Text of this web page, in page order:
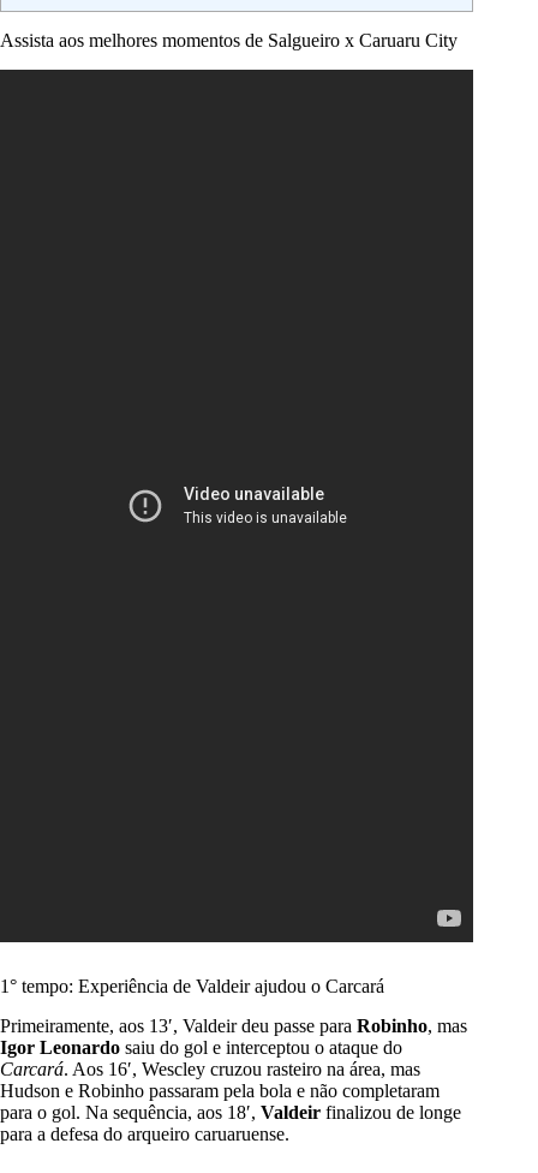
Assista aos melhores momentos de Salgueiro x Caruaru City
1° tempo: Experiência de Valdeir ajudou o Carcará
Primeiramente, aos 13′, Valdeir deu passe para Robinho, mas
Igor Leonardo saiu do gol e interceptou o ataque do
Carcará. Aos 16′, Wescley cruzou rasteiro na área, mas
Hudson e Robinho passaram pela bola e não completaram
para o gol. Na sequência, aos 18′, Valdeir finalizou de longe
para a defesa do arqueiro caruaruense.